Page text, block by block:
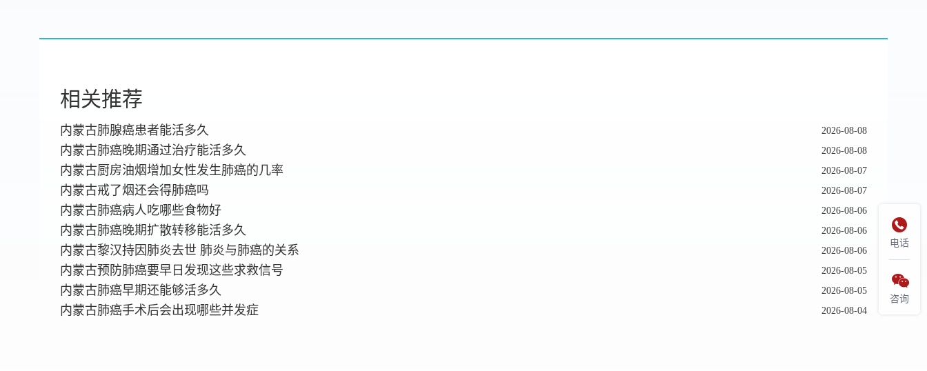
相关推荐
2026-08-08
内蒙古肺腺癌患者能活多久
2026-08-08
内蒙古肺癌晚期通过治疗能活多久
2026-08-07
内蒙古厨房油烟增加女性发生肺癌的几率
2026-08-07
内蒙古戒了烟还会得肺癌吗
2026-08-06
内蒙古肺癌病人吃哪些食物好
2026-08-06
内蒙古肺癌晚期扩散转移能活多久
2026-08-06
内蒙古黎汉持因肺炎去世 肺炎与肺癌的关系
2026-08-05
内蒙古预防肺癌要早日发现这些求救信号
2026-08-05
内蒙古肺癌早期还能够活多久
2026-08-04
内蒙古肺癌手术后会出现哪些并发症

电话

咨询